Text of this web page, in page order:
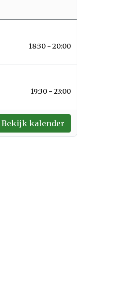
18:30 - 20:00
19:30 - 23:00
Bekijk kalender